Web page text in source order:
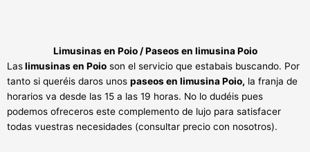
Limusinas en Poio / Paseos en limusina Poio
Laslimusinas en Poio son el servicio que estabais buscando. Por
tanto si queréis daros unos paseos en limusina Poio, la franja de
horarios va desde las 15 a las 19 horas. No lo dudéis pues
podemos ofreceros este complemento de lujo para satisfacer
todas vuestras necesidades (consultar precio con nosotros).